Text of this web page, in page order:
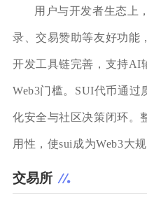
用户与开发者生态上
录、交易赞助等友好功能
开发工具链完善，支持AI
Web3门槛。SUI代币通过
化安全与社区决策闭环。
用性，使sui成为Web3大
交易所